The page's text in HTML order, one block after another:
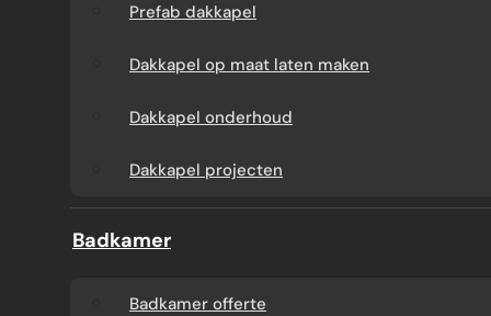
Prefab dakkapel
Dakkapel op maat laten maken
Dakkapel onderhoud
Dakkapel projecten
Badkamer
Badkamer offerte